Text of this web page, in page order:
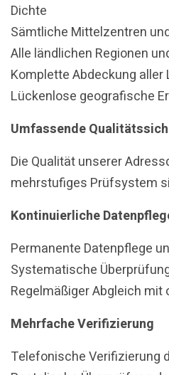
Dichte
Sämtliche Mittelzentren
Alle ländlichen Regionen
Komplette Abdeckung
Lückenlose geografische
Umfassende
Die Qualität unserer
mehrstufiges Prüfsystem
Kontinuierliche
Permanente Datenpflege
Systematische
Regelmäßiger Abgleich mit
Mehrfache Verifizierung
Telefonische Verifizierung